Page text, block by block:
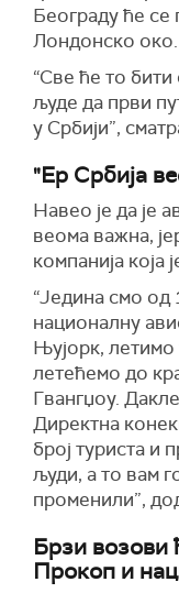
Београду ће се
Лондонско око.
“Све ће то
људе да први
у Србији”,
"Ер Србија
Навео је да је
веома важна,
компанија која
“Једина смо од
националну
Њујорк, летимо
летећемо до
Гвангџоу.
Директна
број туриста и
људи, а то вам
променили”,
Брзи возови
Прокоп и